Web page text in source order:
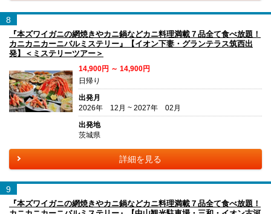
8
『本ズワイガニの網焼きやカニ鍋などカニ料理満載７品全て食べ放題！
カニカニカーニバルミステリー』【イオン下妻・グランテラス筑西出
発】＜ミステリーツアー＞
14,900円 ～ 14,900円
日帰り
出発月
2026年 12月 ~ 2027年 02月
出発地
茨城県
詳細を見る
9
『本ズワイガニの網焼きやカニ鍋などカニ料理満載７品全て食べ放題！